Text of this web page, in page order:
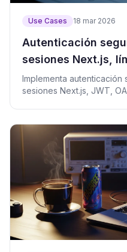
Use Cases 18 mar 2026
Autenticación
sesiones Next.js,
Implementa autenticación
sesiones Next.js, JWT,